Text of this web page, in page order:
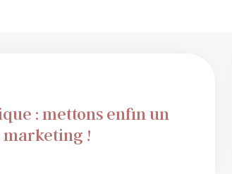
: mettons enfin un
!